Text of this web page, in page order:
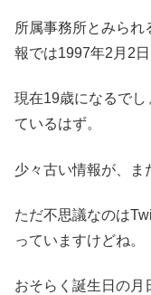
所属事務所とみら
報では1997年2月2日
現在19歳になるで
ているはず。
少々古い情報が、ま
ただ不思議なのは
っていますけどね。
おそらく誕生日の月